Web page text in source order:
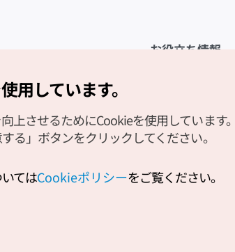
お役立ち情報
観光資料ダウンロ
デジタルブック／
Odii
用しています。
させるためにCookieを使用しています。
る」ボタンをクリックしてください。
てはCookieポリシーをご覧ください。